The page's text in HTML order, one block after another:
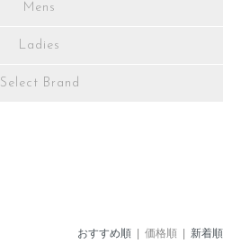
Mens
Ladies
Select Brand
おすすめ順 | 価格順 | 新着順